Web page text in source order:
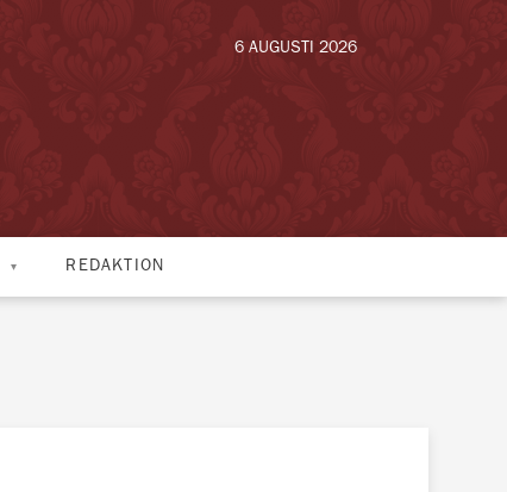
6 AUGUSTI 2026
REDAKTION